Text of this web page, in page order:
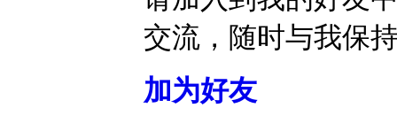
交流，随时与我保
加为好友